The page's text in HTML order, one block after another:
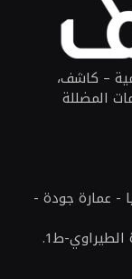
– كاشف،
المضللة
- عمارة جودة -
ط1.